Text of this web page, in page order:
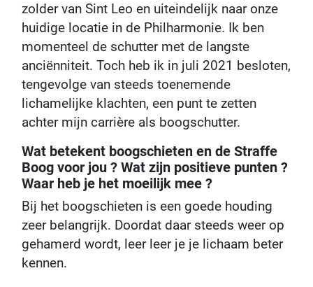
zolder van Sint Leo en uiteindelijk naar onze
huidige locatie in de Philharmonie. Ik ben
momenteel de schutter met de langste
anciënniteit. Toch heb ik in juli 2021 besloten,
tengevolge van steeds toenemende
lichamelijke klachten, een punt te zetten
achter mijn carrière als boogschutter.
Wat betekent boogschieten en de Straffe
Boog voor jou ? Wat zijn positieve punten ?
Waar heb je het moeilijk mee ?
Bij het boogschieten is een goede houding
zeer belangrijk. Doordat daar steeds weer op
gehamerd wordt, leer leer je je lichaam beter
kennen.